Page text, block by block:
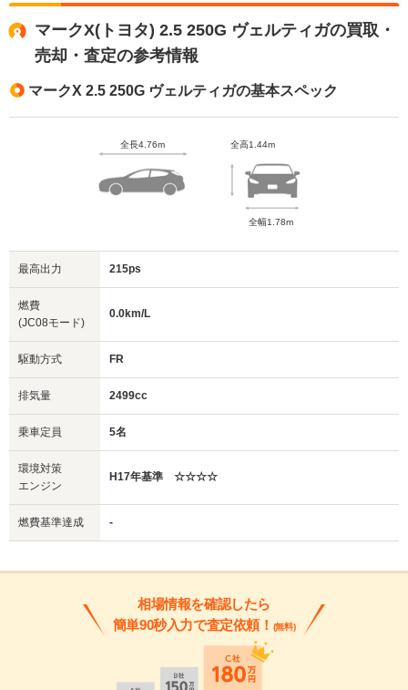
マークX(トヨタ) 2.5 250G ヴェルティガの買取・
売却・査定の参考情報
マークX 2.5 250G ヴェルティガの基本スペック
全長4.76m 全高1.44m
全幅1.78m
最高出力 215ps
燃費
(JC08モード)
0.0km/L
駆動方式 FR
排気量 2499cc
乗車定員 5名
環境対策
エンジン
H17年基準 ☆☆☆☆
燃費基準達成 -
相場情報を確認したら
簡単90秒入力で査定依頼！ (無料)